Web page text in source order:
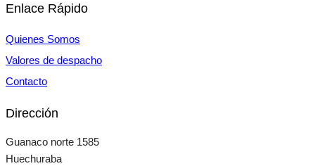
Enlace Rápido
Quienes Somos
Valores de despacho
Contacto
Dirección
Guanaco norte 1585
Huechuraba